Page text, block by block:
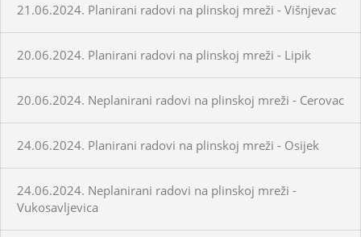
21.06.2024. Planirani radovi na plinskoj mreži - Višnjevac
20.06.2024. Planirani radovi na plinskoj mreži - Lipik
20.06.2024. Neplanirani radovi na plinskoj mreži - Cerovac
24.06.2024. Planirani radovi na plinskoj mreži - Osijek
24.06.2024. Neplanirani radovi na plinskoj mreži -
Vukosavljevica